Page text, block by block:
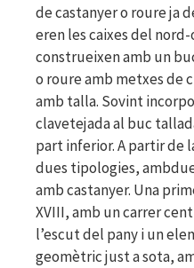
de castanyer o roure ja
eren les caixes del
construeixen amb un
o roure amb metxes de
amb talla. Sovint
clavetejada al buc
part inferior. A partir de
dues tipologies,
amb castanyer. Una
XVIII, amb un carrer
l’escut del pany i un
geomètric just a sota,